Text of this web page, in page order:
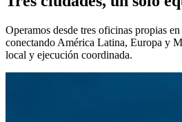
Operamos desde tres oficinas propias
conectando América Latina, Europa y
local y ejecución coordinada.